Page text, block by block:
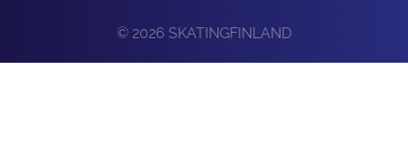
© 2026 SKATINGFINLAND